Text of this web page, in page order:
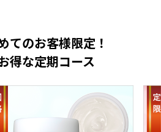
てのお客様限定！
得な定期コース